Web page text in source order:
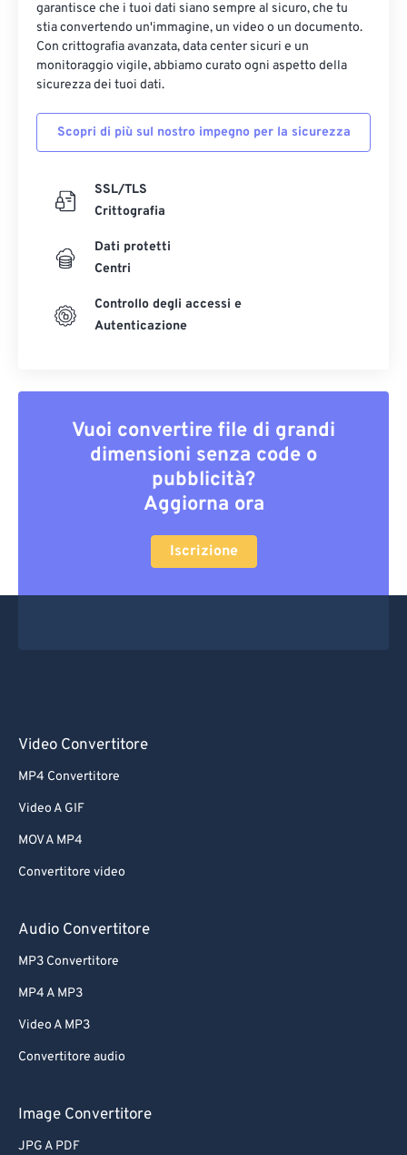
garantisce che i tuoi dati siano sempre al sicuro, che tu
stia convertendo un'immagine, un video o un documento.
Con crittografia avanzata, data center sicuri e un
monitoraggio vigile, abbiamo curato ogni aspetto della
sicurezza dei tuoi dati.
Scopri di più sul nostro impegno per la sicurezza
SSL/TLS
Crittografia
Dati protetti
Centri
Controllo degli accessi e
Autenticazione
Vuoi convertire file di grandi
dimensioni senza code o
pubblicità?
Aggiorna ora
Iscrizione
Video Convertitore
MP4 Convertitore
Video A GIF
MOV A MP4
Convertitore video
Audio Convertitore
MP3 Convertitore
MP4 A MP3
Video A MP3
Convertitore audio
Image Convertitore
JPG A PDF